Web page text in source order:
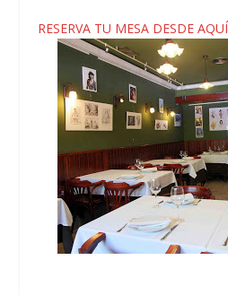
RESERVA TU MESA DESDE AQUÍ